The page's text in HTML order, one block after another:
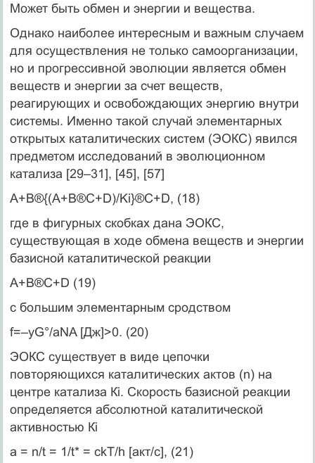
Может быть обмен и энергии и вещества.
Однако наиболее интересным и важным случаем
для осуществления не только самоорганизации,
но и прогрессивной эволюции является обмен
веществ и энергии за счет веществ,
реагирующих и освобождающих энергию внутри
системы. Именно такой случай элементарных
открытых каталитических систем (ЭОКС) явился
предметом исследований в эволюционном
катализа [29–31], [45], [57]
A+B®{(A+B®C+D)/Ki}®C+D, (18)
где в фигурных скобках дана ЭОКС,
существующая в ходе обмена веществ и энергии
базисной каталитической реакции
А+В®С+D (19)
с большим элементарным сродством
f=–yG°/aNA [Дж]>0. (20)
ЭОКС существует в виде цепочки
повторяющихся каталитических актов (n) на
центре катализа Кi. Скорость базисной реакции
определяется абсолютной каталитической
активностью Кi
a = n/t = 1/t* = ckT/h [акт/с], (21)